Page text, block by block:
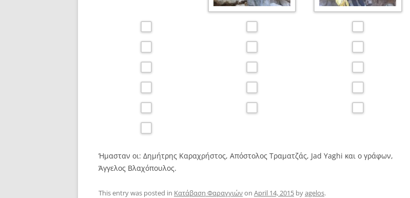
Ήμασταν οι: Δημήτρης Καραχρήστος, Απόστολος Τραματζάς, Jad Yaghi και ο γράφων,
Άγγελος Βλαχόπουλος.
This entry was posted in Κατάβαση Φαραγγιώνon April 14, 2015 byagelos.